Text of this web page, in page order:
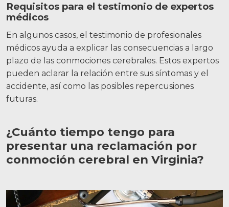
Requisitos para el testimonio de expertos
médicos
En algunos casos, el testimonio de profesionales
médicos ayuda a explicar las consecuencias a largo
plazo de las conmociones cerebrales. Estos expertos
pueden aclarar la relación entre sus síntomas y el
accidente, así como las posibles repercusiones
futuras.
¿Cuánto tiempo tengo para
presentar una reclamación por
conmoción cerebral en Virginia?